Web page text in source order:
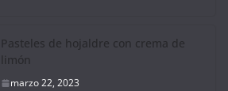
Pasteles de hojaldre con crema de
limón
marzo 22, 2023